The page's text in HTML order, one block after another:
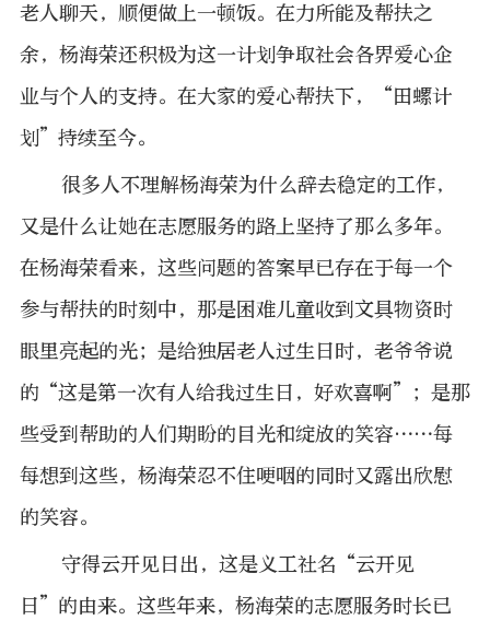
老人聊天，顺便做上一顿饭。在力所能及帮扶之
余，杨海荣还积极为这一计划争取社会各界爱心企
业与个人的支持。在大家的爱心帮扶下，“田螺计
划”持续至今。
很多人不理解杨海荣为什么辞去稳定的工作，
又是什么让她在志愿服务的路上坚持了那么多年。
在杨海荣看来，这些问题的答案早已存在于每一个
参与帮扶的时刻中，那是困难儿童收到文具物资时
眼里亮起的光；是给独居老人过生日时，老爷爷说
的“这是第一次有人给我过生日，好欢喜啊”；是那
些受到帮助的人们期盼的目光和绽放的笑容……每
每想到这些，杨海荣忍不住哽咽的同时又露出欣慰
的笑容。
守得云开见日出，这是义工社名“云开见
日”的由来。这些年来，杨海荣的志愿服务时长已